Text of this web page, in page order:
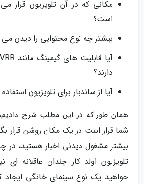
مکانی که در آن تلویزیون قرار
است؟
بیشتر چه نوع محتوایی را دیدن می
دارند؟
آیا از ساندبار برای تلویزیون
همان طور که در این مطلب شرح دادیم،
شما قرار است در یک مکان روشن قرار
بیشتر مشغول دیدنی اخبار هستید، در
تلویزیون اولد کار چندان عاقلانه
خواهید یک نوع سینمای خانگی ایجاد